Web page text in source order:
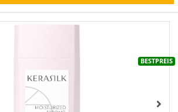
BESTPREIS